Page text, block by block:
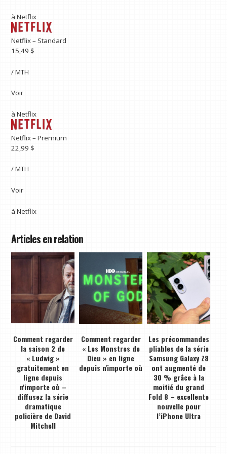
àNetflix
Netflix – Standard
15,49 $
/ MTH
Voir
àNetflix
Netflix – Premium
22,99 $
/ MTH
Voir
àNetflix
Articles en relation
Comment regarder
la saison 2 de
« Ludwig »
gratuitement en
ligne depuis
n'importe où –
diffusez la série
dramatique
policière de David
Mitchell
Comment regarder
« Les Monstres de
Dieu » en ligne
depuis n'importe où
Les précommandes
pliables de la série
Samsung Galaxy Z8
ont augmenté de
30 % grâce à la
moitié du grand
Fold 8 – excellente
nouvelle pour
l’iPhone Ultra